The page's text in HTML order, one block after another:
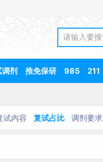
剂 推免保研 985 211
试内容 复试占比 调剂要求